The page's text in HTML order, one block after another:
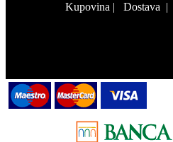
Kupovina | Dostava |